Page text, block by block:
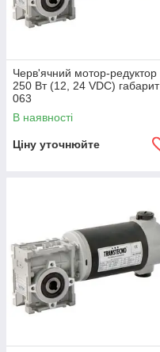
Черв'ячний мотор-редуктор
250 Вт (12, 24 VDC) габарит
063
В наявності
Ціну уточнюйте